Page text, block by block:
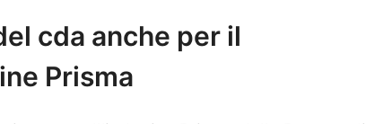
cda anche per il
Prisma